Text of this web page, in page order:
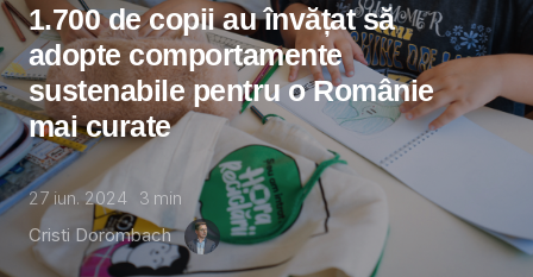
1.700 de copii au învățat să
adopte comportamente
sustenabile pentru o Românie
mai curate
27 iun. 2024 3 min
Cristi Dorombach